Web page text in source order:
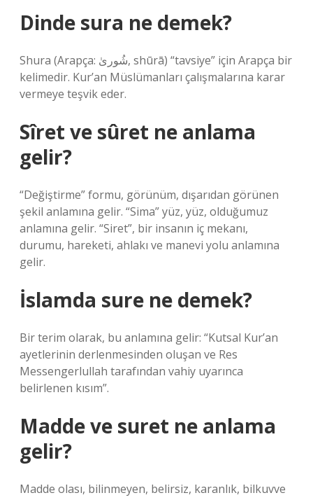
Dinde sura ne demek?
Shura (Arapça: شُورىٰ, shūrā) “tavsiye” için Arapça bir
kelimedir. Kur’an Müslümanları çalışmalarına karar
vermeye teşvik eder.
Sîret ve sûret ne anlama
gelir?
“Değiştirme” formu, görünüm, dışarıdan görünen
şekil anlamına gelir. “Sima” yüz, yüz, olduğumuz
anlamına gelir. “Siret”, bir insanın iç mekanı,
durumu, hareketi, ahlakı ve manevi yolu anlamına
gelir.
İslamda sure ne demek?
Bir terim olarak, bu anlamına gelir: “Kutsal Kur’an
ayetlerinin derlenmesinden oluşan ve Res
Messengerlullah tarafından vahiy uyarınca
belirlenen kısım”.
Madde ve suret ne anlama
gelir?
Madde olası, bilinmeyen, belirsiz, karanlık, bilkuvve